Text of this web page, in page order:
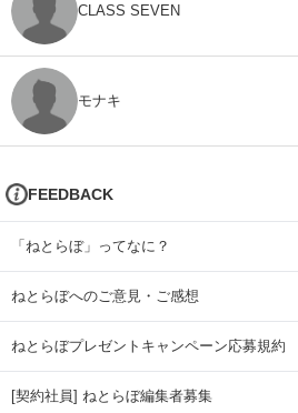
CLASS SEVEN
モナキ
FEEDBACK
「ねとらぼ」ってなに？
ねとらぼへのご意見・ご感想
ねとらぼプレゼントキャンペーン応募規約
[契約社員] ねとらぼ編集者募集